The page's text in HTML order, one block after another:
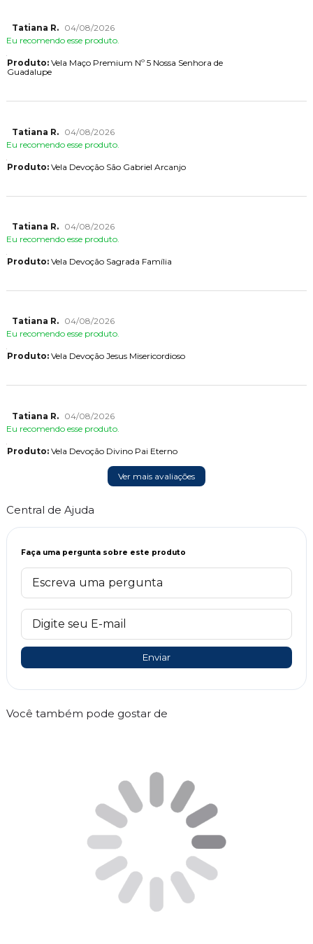
Tatiana R.
04/08/2026
Eu recomendo esse produto.
Produto:Vela Maço Premium Nº 5 Nossa Senhora de
Guadalupe
Tatiana R.
04/08/2026
Eu recomendo esse produto.
Produto:Vela Devoção São Gabriel Arcanjo
Tatiana R.
04/08/2026
Eu recomendo esse produto.
Produto:Vela Devoção Sagrada Família
Tatiana R.
04/08/2026
Eu recomendo esse produto.
Produto:Vela Devoção Jesus Misericordioso
Tatiana R.
04/08/2026
Eu recomendo esse produto.
Produto:Vela Devoção Divino Pai Eterno
Ver mais avaliações
Central de Ajuda
Faça uma pergunta sobre este produto
Enviar
Você também pode gostar de